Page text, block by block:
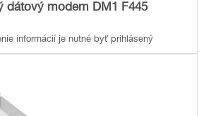
dátový modem DM1 F445
informácií je nutné byť prihlásený